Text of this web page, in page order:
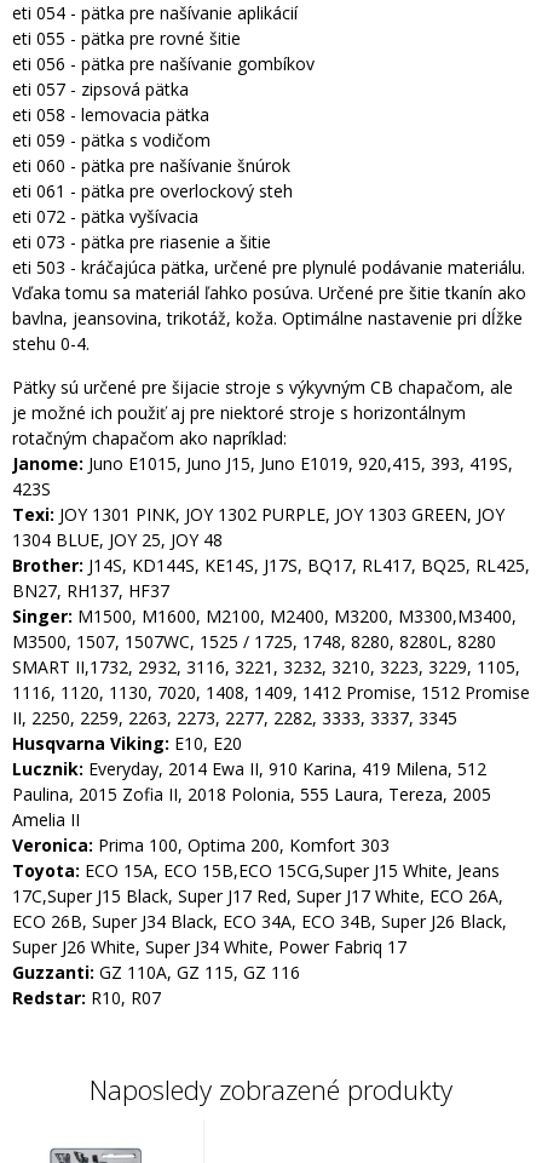
eti 054 - pätka pre našívanie aplikácií
eti 055 - pätka pre rovné šitie
eti 056 - pätka pre našívanie gombíkov
eti 057 - zipsová pätka
eti 058 - lemovacia pätka
eti 059 - pätka s vodičom
eti 060 - pätka pre našívanie šnúrok
eti 061 - pätka pre overlockový steh
eti 072 - pätka vyšívacia
eti 073 - pätka pre riasenie a šitie
eti 503 - kráčajúca pätka, určené pre plynulé podávanie materiálu.
Vďaka tomu sa materiál ľahko posúva. Určené pre šitie tkanín ako
bavlna, jeansovina, trikotáž, koža. Optimálne nastavenie pri dĺžke
stehu 0-4.
Pätky sú určené pre šijacie stroje s výkyvným CB chapačom, ale
je možné ich použiť aj pre niektoré stroje s horizontálnym
rotačným chapačom ako napríklad:
Janome: Juno E1015, Juno J15, Juno E1019, 920,415, 393, 419S,
423S
Texi: JOY 1301 PINK, JOY 1302 PURPLE, JOY 1303 GREEN, JOY
1304 BLUE, JOY 25, JOY 48
Brother: J14S, KD144S, KE14S, J17S, BQ17, RL417, BQ25, RL425,
BN27, RH137, HF37
Singer: M1500, M1600, M2100, M2400, M3200, M3300,M3400,
M3500, 1507, 1507WC, 1525 / 1725, 1748, 8280, 8280L, 8280
SMART II,1732, 2932, 3116, 3221, 3232, 3210, 3223, 3229, 1105,
1116, 1120, 1130, 7020, 1408, 1409, 1412 Promise, 1512 Promise
II, 2250, 2259, 2263, 2273, 2277, 2282, 3333, 3337, 3345
Husqvarna Viking: E10, E20
Lucznik: Everyday, 2014 Ewa II, 910 Karina, 419 Milena, 512
Paulina, 2015 Zofia II, 2018 Polonia, 555 Laura, Tereza, 2005
Amelia II
Veronica: Prima 100, Optima 200, Komfort 303
Toyota: ECO 15A, ECO 15B,ECO 15CG,Super J15 White, Jeans
17C,Super J15 Black, Super J17 Red, Super J17 White, ECO 26A,
ECO 26B, Super J34 Black, ECO 34A, ECO 34B, Super J26 Black,
Super J26 White, Super J34 White, Power Fabriq 17
Guzzanti: GZ 110A, GZ 115, GZ 116
Redstar: R10, R07
Naposledy zobrazené produkty